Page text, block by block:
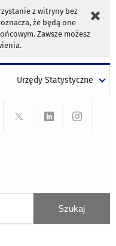
z witryny bez
że będą one
Zawsze możesz
Urzędy Statystyczne